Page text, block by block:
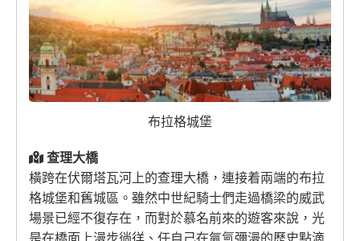
布拉格城堡
查理大橋
橫跨在伏爾塔瓦河上的查理大橋，連接着兩端的布拉
格城堡和舊城區。雖然中世紀騎士們走過橋梁的威武
場景已經不復存在，而對於慕名前來的遊客來說，光
是在橋面上漫步徜徉、任自己在氤氳彌漫的歷史點滴